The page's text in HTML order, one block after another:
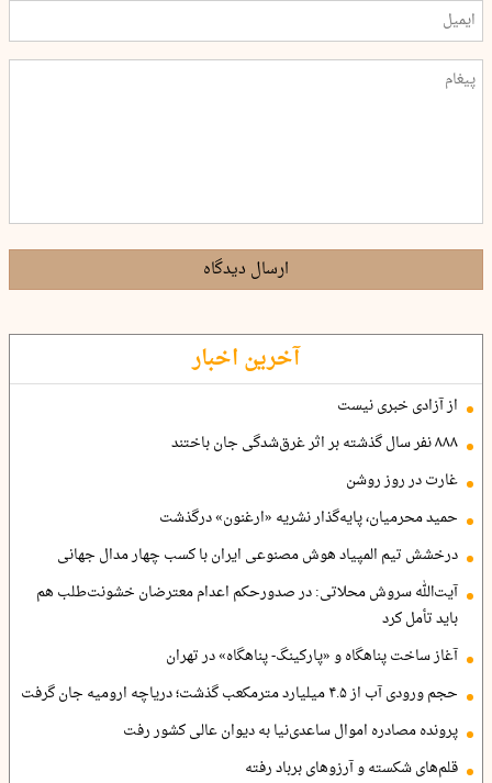
ارسال دیدگاه
آخرین اخبار
از آزادی خبری نیست
۸۸۸ نفر سال گذشته بر اثر غرق‌شدگی جان باختند
غارت در روز روشن
حمید محرمیان، پایه‌گذار نشریه «ارغنون» درگذشت
درخشش تیم المپیاد هوش مصنوعی ایران با کسب چهار مدال جهانی
آیت‌الله سروش محلاتی: در صدورحکم اعدام معترضان خشونت‌طلب هم
باید تأمل کرد
آغاز ساخت پناهگاه و «پارکینگ- پناهگاه» در تهران
حجم ورودی آب از ۴.۵ میلیارد مترمکعب گذشت؛ دریاچه ارومیه جان گرفت
پرونده مصادره اموال ساعدی‌نیا به دیوان عالی کشور رفت
قلم‌های شکسته و آرزوهای برباد رفته